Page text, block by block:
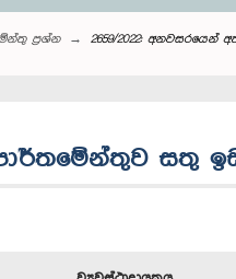
ප්‍රශ්න 2659/2022:
සතු